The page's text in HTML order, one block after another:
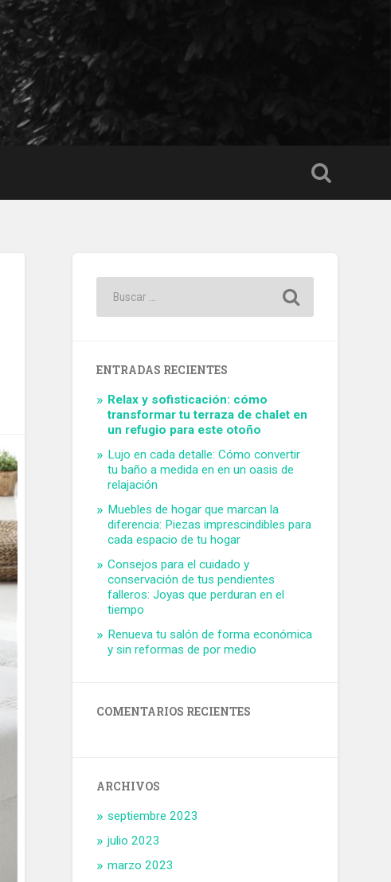
ENTRADAS RECIENTES
Relax y sofisticación: cómo
transformar tu terraza de chalet en
un refugio para este otoño
Lujo en cada detalle: Cómo convertir
tu baño a medida en en un oasis de
relajación
Muebles de hogar que marcan la
diferencia: Piezas imprescindibles para
cada espacio de tu hogar
Consejos para el cuidado y
conservación de tus pendientes
falleros: Joyas que perduran en el
tiempo
Renueva tu salón de forma económica
y sin reformas de por medio
COMENTARIOS RECIENTES
ARCHIVOS
septiembre 2023
julio 2023
marzo 2023